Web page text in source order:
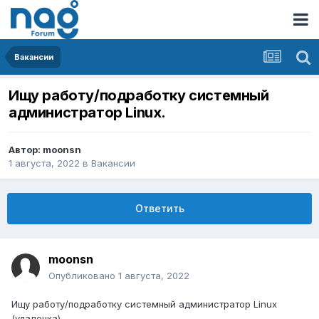
Вакансии
Ищу работу/подработку системный
администратор Linux.
Автор: moonsn
1 августа, 2022 в Вакансии
Ответить
moonsn
Опубликовано 1 августа, 2022
Ищу работу/подработку системный администратор Linux